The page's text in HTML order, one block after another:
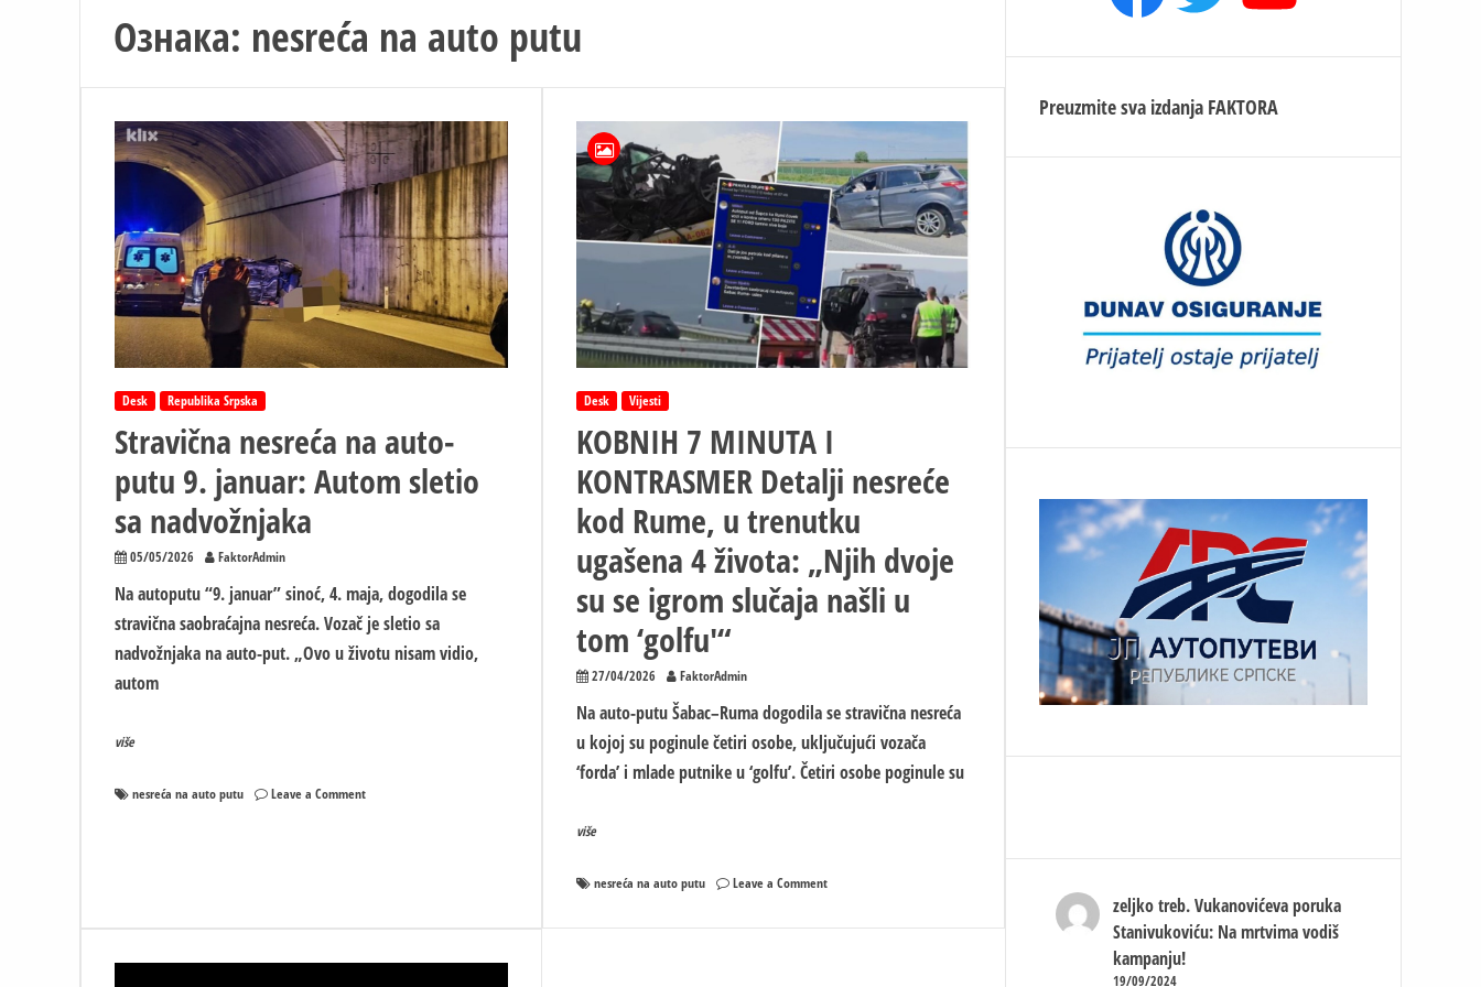
Ознака: nesreća na auto putu
Desk Republika Srpska
Stravična nesreća na auto-
putu 9. januar: Autom sletio
sa nadvožnjaka
05/05/2026 FaktorAdmin
Na autoputu “9. januar” sinoć, 4. maja, dogodila se
stravična saobraćajna nesreća. Vozač je sletio sa
nadvožnjaka na auto-put. „Ovo u životu nisam vidio,
autom
više
nesreća na auto putu Leave a Commenton
9.
Autom
Desk Vijesti
KOBNIH 7 MINUTA I
KONTRASMER Detalji nesreće
kod Rume, u trenutku
ugašena 4 života: „Njih dvoje
su se igrom slučaja našli u
tom ‘golfu'“
27/04/2026 FaktorAdmin
Na auto-putu Šabac–Ruma dogodila se stravična nesreća
u kojoj su poginule četiri osobe, uključujući vozača
‘forda’ i mlade putnike u ‘golfu’. Četiri osobe poginule su
više
nesreća na auto putu Leave a Commenton
7
Preuzmite sva izdanja FAKTORA
zeljko treb. Vukanovićeva poruka
Stanivukoviću: Na mrtvima vodiš
kampanju!
19/09/2024